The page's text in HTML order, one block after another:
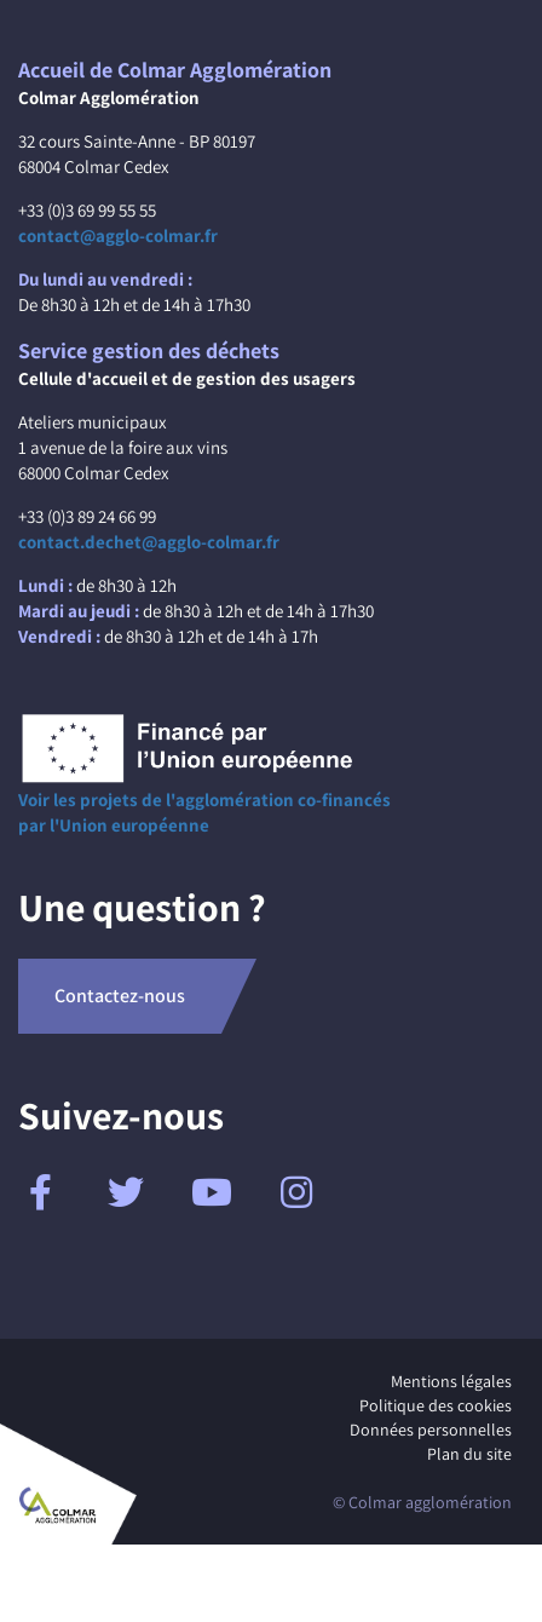
Accueil de Colmar Agglomération
Colmar Agglomération
32 cours Sainte-Anne - BP 80197
68004 Colmar Cedex
+33 (0)3 69 99 55 55
contact@agglo-colmar.fr
Du lundi au vendredi :
De 8h30 à 12h et de 14h à 17h30
Service gestion des déchets
Cellule d'accueil et de gestion des usagers
Ateliers municipaux
1 avenue de la foire aux vins
68000 Colmar Cedex
+33 (0)3 89 24 66 99
contact.dechet@agglo-colmar.fr
Lundi :de 8h30 à 12h
Mardi au jeudi :de 8h30 à 12h et de 14h à 17h30
Vendredi :de 8h30 à 12h et de 14h à 17h
Voir les projets de l'agglomération co-financés
par l'Union européenne
Une question ?
Contactez-nous
Suivez-nous
Mentions légales
Politique des cookies
Données personnelles
Plan du site
© Colmar agglomération